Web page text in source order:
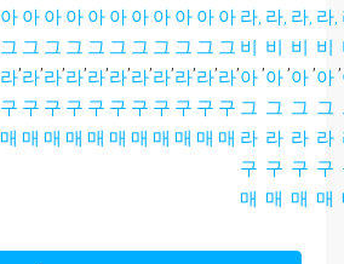
아
그
라
구
매
아
그
라
구
매
아
그
라
구
매
아
그
라
구
매
아
그
라
구
매
아
그
라
구
매
아
그
라
구
매
아
그
라
구
매
아
그
라
구
매
아
그
라
구
매
아
그
라
구
매
라,
비
아
그
라
구
매
라,
비
아
그
라
구
매
라,
비
아
그
라
구
매
라,
비
아
그
라
구
매